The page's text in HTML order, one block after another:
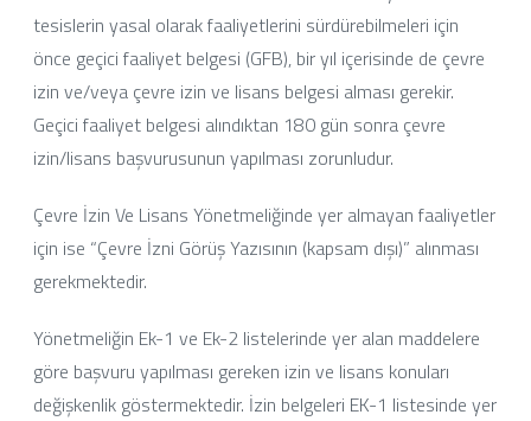
tesislerin yasal olarak faaliyetlerini sürdürebilmeleri için
önce geçici faaliyet belgesi (GFB), bir yıl içerisinde de çevre
izin ve/veya çevre izin ve lisans belgesi alması gerekir.
Geçici faaliyet belgesi alındıktan 180 gün sonra çevre
izin/lisans başvurusunun yapılması zorunludur.
Çevre İzin Ve Lisans Yönetmeliğinde yer almayan faaliyetler
için ise “Çevre İzni Görüş Yazısının (kapsam dışı)” alınması
gerekmektedir.
Yönetmeliğin Ek-1 ve Ek-2 listelerinde yer alan maddelere
göre başvuru yapılması gereken izin ve lisans konuları
değişkenlik göstermektedir. İzin belgeleri EK-1 listesinde yer